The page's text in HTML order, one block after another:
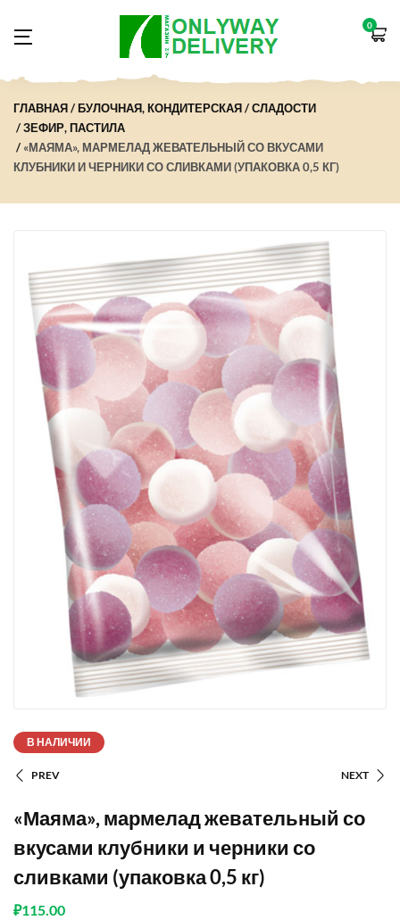
0
ГЛАВНАЯ БУЛОЧНАЯ, КОНДИТЕРСКАЯ
СЛАДОСТИ
ЗЕФИР, ПАСТИЛА
«МАЯМА», МАРМЕЛАД ЖЕВАТЕЛЬНЫЙ СО ВКУСАМИ
КЛУБНИКИ И ЧЕРНИКИ СО СЛИВКАМИ (УПАКОВКА 0,5 КГ)
В НАЛИЧИИ
PREV NEXT
«Маяма», мармелад жевательный со
вкусами клубники и черники со
сливками (упаковка 0,5 кг)
₽115.00